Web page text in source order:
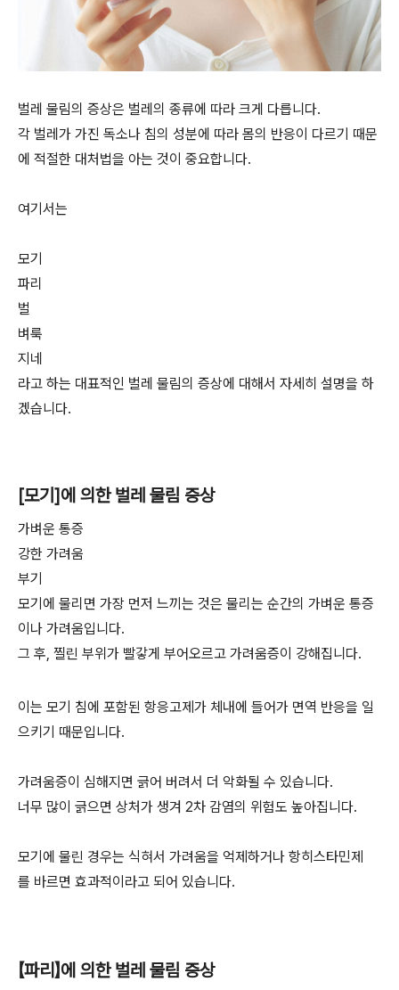
벌레 물림의 증상은 벌레의 종류에 따라 크게 다릅니다.
각 벌레가 가진 독소나 침의 성분에 따라 몸의 반응이 다르기 때문
에 적절한 대처법을 아는 것이 중요합니다.
여기서는
모기
파리
벌
벼룩
지네
라고 하는 대표적인 벌레 물림의 증상에 대해서 자세히 설명을 하
겠습니다.
[모기]에 의한 벌레 물림 증상
가벼운 통증
강한 가려움
부기
모기에 물리면 가장 먼저 느끼는 것은 물리는 순간의 가벼운 통증
이나 가려움입니다.
그 후, 찔린 부위가 빨갛게 부어오르고 가려움증이 강해집니다.
이는 모기 침에 포함된 항응고제가 체내에 들어가 면역 반응을 일
으키기 때문입니다.
가려움증이 심해지면 긁어 버려서 더 악화될 수 있습니다.
너무 많이 긁으면 상처가 생겨 2차 감염의 위험도 높아집니다.
모기에 물린 경우는 식혀서 가려움을 억제하거나 항히스타민제
를 바르면 효과적이라고 되어 있습니다.
【파리】에 의한 벌레 물림 증상